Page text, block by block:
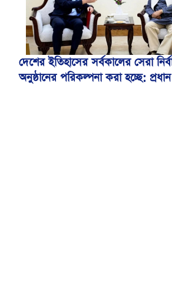
দেশের ইতিহাসের সর্বকালের সেরা
অনুষ্ঠানের পরিকল্পনা করা হচ্ছে: